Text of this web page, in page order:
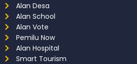
Alan Desa
Alan School
Alan Vote
Pemilu Now
Alan Hospital
Smart Tourism